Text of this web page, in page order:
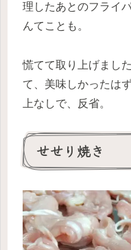
理したあとのフライ
んてことも。
慌てて取り上げまし
て、美味しかったは
上なしで、反省。
せせり焼き